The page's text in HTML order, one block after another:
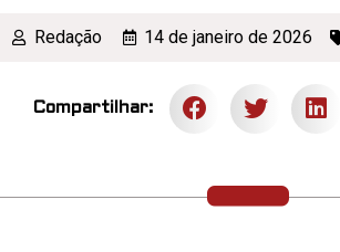
Redação 14 de janeiro de 2026
Compartilhar: